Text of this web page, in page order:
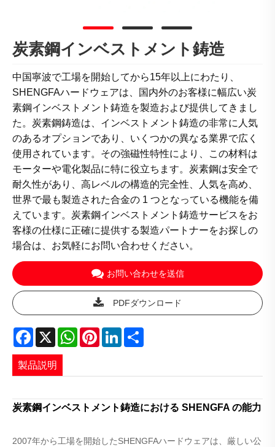
炭素鋼インベストメント鋳造
中国寧波で工場を開始してから15年以上にわたり、
SHENGFAハードウェアは、国内外のお客様に幅広い炭
素鋼インベストメント鋳造を製造および提供してきまし
た。炭素鋼鋳造は、インベストメント鋳造の非常に人気
のあるオプションであり、いくつかの異なる業界で広く
使用されています。その強磁性特性により、この材料は
モーターや電化製品に特に役立ちます。炭素鋼は安全で
耐久性があり、高レベルの構造的完全性、人気を高め、
世界で最も製造された合金の 1 つとなっている機能を備
えています。炭素鋼インベストメント鋳造サービスをお
客様の仕様に正確に提供する製造パートナーをお探しの
場合は、お気軽にお問い合わせください。
お問い合わせを送信
PDFダウンロード
Facebook
X WhatsApp
PinterestLinkedIn
製品説明
炭素鋼インベストメント鋳造における SHENGFA の能力
2007年から工場を開始したSHENGFAハードウェアは、厳しい公